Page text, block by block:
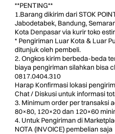
**PENTING**
1.Barang dikirim dari STOK
Jabodetabek, Bandung,
Kota Denpasar via kurir toko
* Pengiriman Luar Kota & Luar
ditunjuk oleh pembeli.
2. Ongkos kirim berbeda-beda
biaya pengiriman silahkan bisa
0817.0404.310
Harap Konfirmasi lokasi
Chat / Diskusi untuk informasi
3. Minimum order per transaksi
80×80, 120×20 dan 120×60
4. Untuk Pengiriman di
NOTA (INVOICE) pembelian saja